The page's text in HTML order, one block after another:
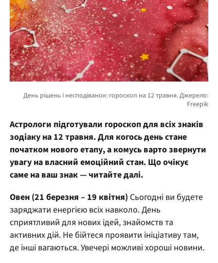
Астрологи підготували гороскоп для всіх знаків
зодіаку на 12 травня. Для когось день стане
початком нового етапу, а комусь варто звернути
увагу на власний емоційний стан. Що очікує
саме на ваш знак — читайте далі.
Овен (21 березня – 19 квітня) Сьогодні ви будете
заряджати енергією всіх навколо. День
сприятливий для нових ідей, знайомств та
активних дій. Не бійтеся проявити ініціативу там,
де інші вагаються. Увечері можливі хороші новини.